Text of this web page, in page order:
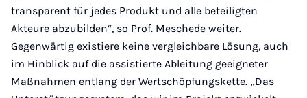
transparent für jedes Produkt und alle beteiligten
Akteure abzubilden“, so Prof. Meschede weiter.
Gegenwärtig existiere keine vergleichbare Lösung, auch
im Hinblick auf die assistierte Ableitung geeigneter
Maßnahmen entlang der Wertschöpfungskette. „Das